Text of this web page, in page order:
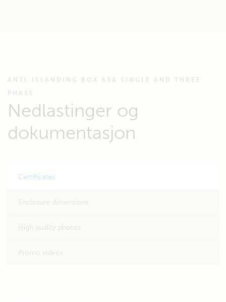
ANTI-ISLANDING BOX 63A SINGLE AND THREE
PHASE
Nedlastinger og
dokumentasjon
Certificates